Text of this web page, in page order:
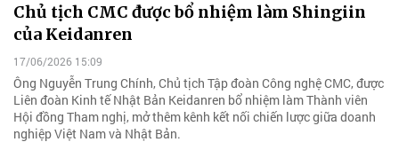
Chủ tịch CMC được bổ nhiệm làm Shingiin
của Keidanren
17/06/2026 15:09
Ông Nguyễn Trung Chính, Chủ tịch Tập đoàn Công nghệ CMC, được
Liên đoàn Kinh tế Nhật Bản Keidanren bổ nhiệm làm Thành viên
Hội đồng Tham nghị, mở thêm kênh kết nối chiến lược giữa doanh
nghiệp Việt Nam và Nhật Bản.